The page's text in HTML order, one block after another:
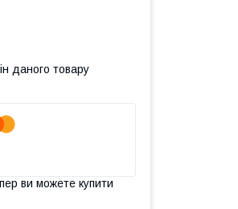
даного товару
ви можете купити